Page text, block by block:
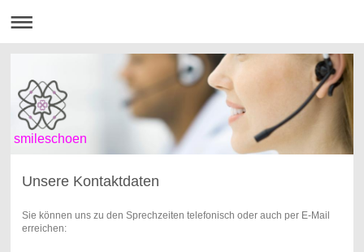
smileschoen
Unsere Kontaktdaten
Sie können uns zu den Sprechzeiten telefonisch oder auch per E-Mail
erreichen: